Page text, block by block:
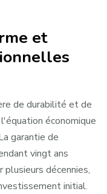
et
de durabilité et de
économique
garantie de
vingt ans
décennies,
initial.